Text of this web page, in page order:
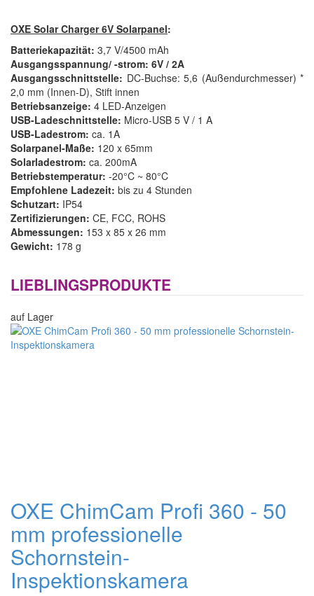
OXE Solar Charger 6V Solarpanel:
Batteriekapazität: 3,7 V/4500 mAh
Ausgangsspannung/ -strom: 6V / 2A
Ausgangsschnittstelle: DC-Buchse: 5,6 (Außendurchmesser) *
2,0 mm (Innen-D), Stift innen
Betriebsanzeige: 4 LED-Anzeigen
USB-Ladeschnittstelle: Micro-USB 5 V / 1 A
USB-Ladestrom: ca. 1A
Solarpanel-Maße: 120 x 65mm
Solarladestrom: ca. 200mA
Betriebstemperatur: -20°C ~ 80°C
Empfohlene Ladezeit: bis zu 4 Stunden
Schutzart: IP54
Zertifizierungen: CE, FCC, ROHS
Abmessungen: 153 x 85 x 26 mm
Gewicht: 178 g
LIEBLINGSPRODUKTE
auf Lager
OXE ChimCam Profi 360 - 50
mm professionelle
Schornstein-
Inspektionskamera